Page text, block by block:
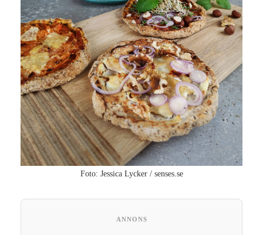
Foto: Jessica Lycker / senses.se
ANNONS